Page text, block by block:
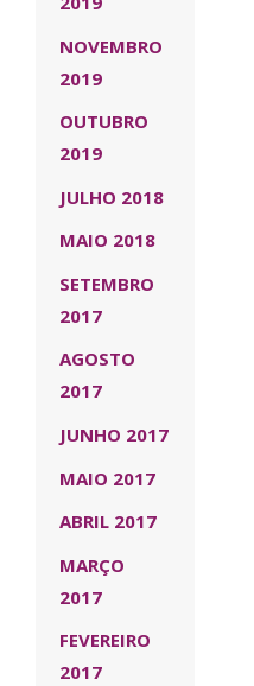
NOVEMBRO
2019
OUTUBRO
2019
JULHO 2018
MAIO 2018
SETEMBRO
2017
AGOSTO
2017
JUNHO 2017
MAIO 2017
ABRIL 2017
MARÇO
2017
FEVEREIRO
2017